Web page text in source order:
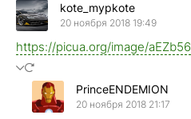
kote_mypkote
20 ноября 2018 19:49
https://picua.org/image/aEZb56
PrinceENDEMION
20 ноября 2018 21:17